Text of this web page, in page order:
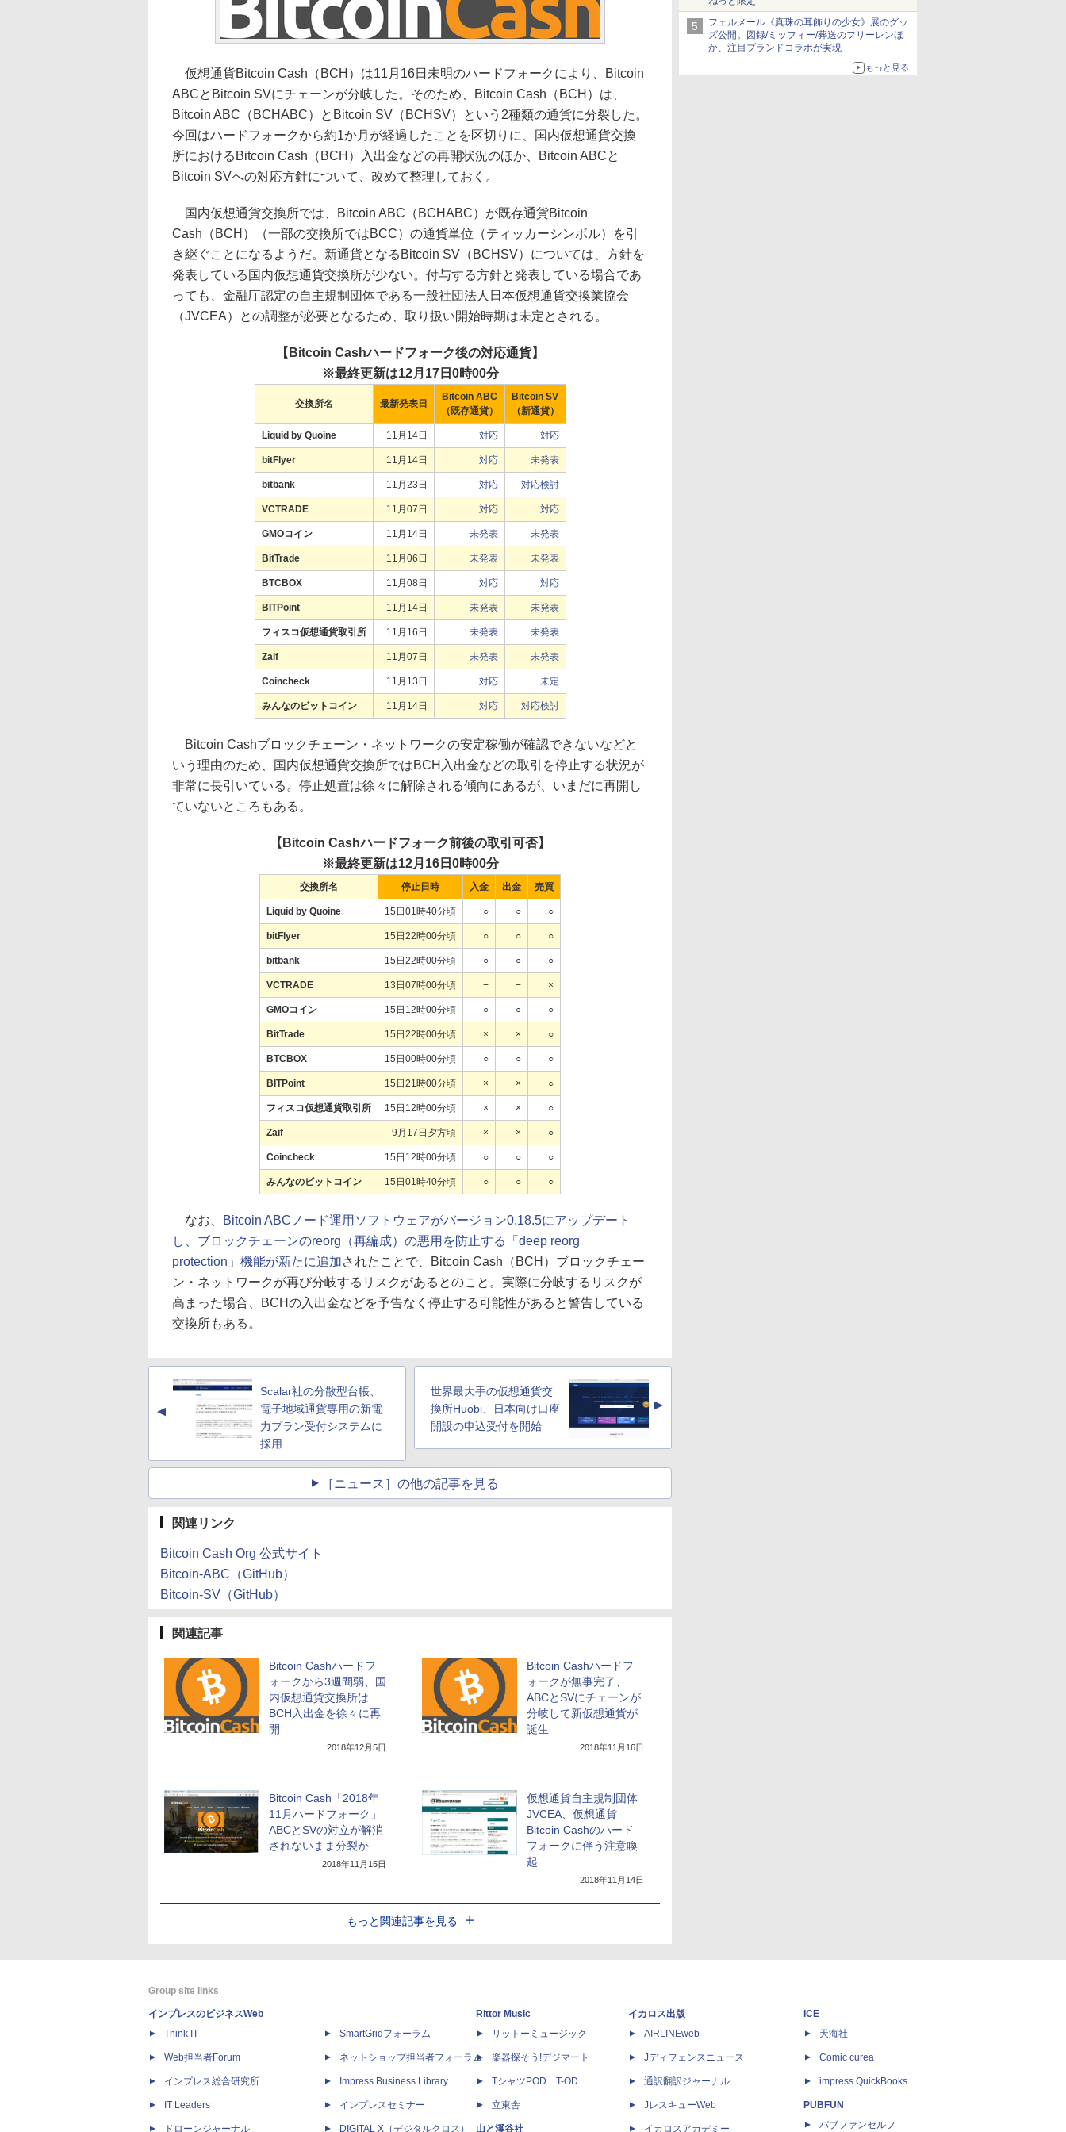
フェルメール《真珠の耳飾りの少女》展のグッ
ズ公開。図録/ミッフィー/葬送のフリーレンほ
か、注目ブランドコラボが実現
もっと見る
仮想通貨Bitcoin Cash（BCH）は11月16日未明のハードフォークにより、Bitcoin
ABCとBitcoin SVにチェーンが分岐した。そのため、Bitcoin Cash（BCH）は、
Bitcoin ABC（BCHABC）とBitcoin SV（BCHSV）という2種類の通貨に分裂した。
今回はハードフォークから約1か月が経過したことを区切りに、国内仮想通貨交換
所におけるBitcoin Cash（BCH）入出金などの再開状況のほか、Bitcoin ABCと
Bitcoin SVへの対応方針について、改めて整理しておく。
国内仮想通貨交換所では、Bitcoin ABC（BCHABC）が既存通貨Bitcoin
Cash（BCH）（一部の交換所ではBCC）の通貨単位（ティッカーシンボル）を引
き継ぐことになるようだ。新通貨となるBitcoin SV（BCHSV）については、方針を
発表している国内仮想通貨交換所が少ない。付与する方針と発表している場合であ
っても、金融庁認定の自主規制団体である一般社団法人日本仮想通貨交換業協会
（JVCEA）との調整が必要となるため、取り扱い開始時期は未定とされる。
【Bitcoin Cashハードフォーク後の対応通貨】
※最終更新は12月17日0時00分
交換所名 最新発表日
Bitcoin ABC
（既存通貨）
Bitcoin SV
（新通貨）
Liquid by Quoine 11月14日 対応 対応
bitFlyer 11月14日 対応 未発表
bitbank 11月23日 対応 対応検討
VCTRADE 11月07日 対応 対応
GMOコイン 11月14日 未発表 未発表
BitTrade 11月06日 未発表 未発表
BTCBOX 11月08日 対応 対応
BITPoint 11月14日 未発表 未発表
フィスコ仮想通貨取引所 11月16日 未発表 未発表
Zaif 11月07日 未発表 未発表
Coincheck 11月13日 対応 未定
みんなのビットコイン 11月14日 対応 対応検討
Bitcoin Cashブロックチェーン・ネットワークの安定稼働が確認できないなどと
いう理由のため、国内仮想通貨交換所ではBCH入出金などの取引を停止する状況が
非常に長引いている。停止処置は徐々に解除される傾向にあるが、いまだに再開し
ていないところもある。
【Bitcoin Cashハードフォーク前後の取引可否】
※最終更新は12月16日0時00分
交換所名 停止日時 入金 出金 売買
Liquid by Quoine 15日01時40分頃 ○ ○ ○
bitFlyer 15日22時00分頃 ○ ○ ○
bitbank 15日22時00分頃 ○ ○ ○
VCTRADE 13日07時00分頃 − − ×
GMOコイン 15日12時00分頃 ○ ○ ○
BitTrade 15日22時00分頃 × × ○
BTCBOX 15日00時00分頃 ○ ○ ○
BITPoint 15日21時00分頃 × × ○
フィスコ仮想通貨取引所 15日12時00分頃 × × ○
Zaif 9月17日夕方頃 × × ○
Coincheck 15日12時00分頃 ○ ○ ○
みんなのビットコイン 15日01時40分頃 ○ ○ ○
なお、
Bitcoin ABCノード運用ソフトウェアがバージョン0.18.5にアップデート
し、ブロックチェーンのreorg（再編成）の悪用を防止する「deep reorg
protection」機能が新たに追加されたことで、Bitcoin Cash（BCH）ブロックチェー
ン・ネットワークが再び分岐するリスクがあるとのこと。実際に分岐するリスクが
高まった場合、BCHの入出金などを予告なく停止する可能性があると警告している
交換所もある。
▲
Scalar社の分散型台帳、
電子地域通貨専用の新電
力プラン受付システムに
採用
世界最大手の仮想通貨交
換所Huobi、日本向け口座
開設の申込受付を開始
▲
［ニュース］の他の記事を見る
関連リンク
Bitcoin Cash Org 公式サイト
Bitcoin-ABC（GitHub）
Bitcoin-SV（GitHub）
関連記事
Bitcoin Cashハードフ
ォークから3週間弱、国
内仮想通貨交換所は
BCH入出金を徐々に再
開
2018年12月5日
Bitcoin Cashハードフ
ォークが無事完了、
ABCとSVにチェーンが
分岐して新仮想通貨が
誕生
2018年11月16日
Bitcoin Cash「2018年
11月ハードフォーク」
ABCとSVの対立が解消
されないまま分裂か
2018年11月15日
仮想通貨自主規制団体
JVCEA、仮想通貨
Bitcoin Cashのハード
フォークに伴う注意喚
起
2018年11月14日
もっと関連記事を見る
Group site links
インプレスのビジネスWeb
Think IT
Web担当者Forum
インプレス総合研究所
IT Leaders
ドローンジャーナル
SmartGridフォーラム
ネットショップ担当者フォーラム
Impress Business Library
インプレスセミナー
DIGITAL X（デジタルクロス）
Rittor Music
リットーミュージック
楽器探そう!デジマート
TシャツPOD T-OD
立東舎
山と溪谷社
イカロス出版
AIRLINEweb
Jディフェンスニュース
通訳翻訳ジャーナル
JレスキューWeb
イカロスアカデミー
ICE
天海社
Comic curea
impress QuickBooks
PUBFUN
パブファンセルフ